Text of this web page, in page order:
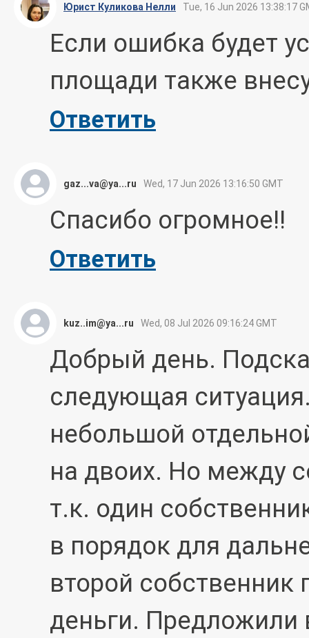
Юрист Куликова Нелли Tue, 16 Jun 2026 13:38:17
Если ошибка будет
площади также
Ответить
gaz...va@ya...ru Wed, 17 Jun 2026 13:16:50 GMT
Спасибо огромное!!
Ответить
kuz..im@ya...ru Wed, 08 Jul 2026 09:16:24 GMT
Добрый день.
следующая
небольшой
на двоих. Но между
т.к. один
в порядок для
второй собственник
деньги. Предложили